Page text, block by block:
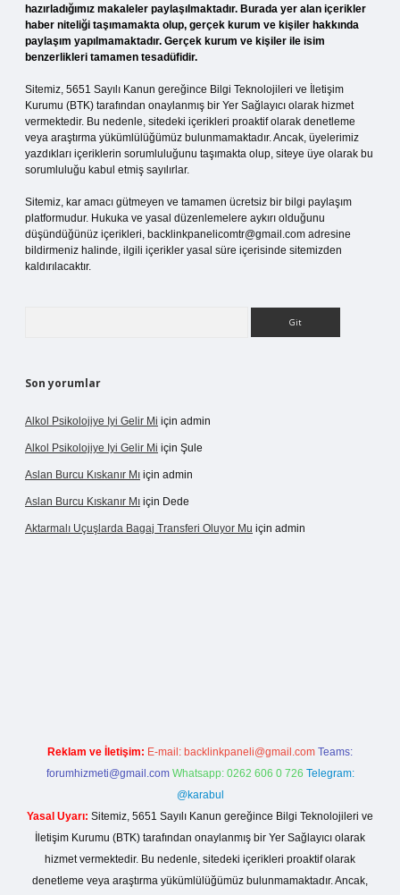
hazırladığımız makaleler paylaşılmaktadır. Burada yer alan içerikler
haber niteliği taşımamakta olup, gerçek kurum ve kişiler hakkında
paylaşım yapılmamaktadır. Gerçek kurum ve kişiler ile isim
benzerlikleri tamamen tesadüfidir.
Sitemiz, 5651 Sayılı Kanun gereğince Bilgi Teknolojileri ve İletişim
Kurumu (BTK) tarafından onaylanmış bir Yer Sağlayıcı olarak hizmet
vermektedir. Bu nedenle, sitedeki içerikleri proaktif olarak denetleme
veya araştırma yükümlülüğümüz bulunmamaktadır. Ancak, üyelerimiz
yazdıkları içeriklerin sorumluluğunu taşımakta olup, siteye üye olarak bu
sorumluluğu kabul etmiş sayılırlar.
Sitemiz, kar amacı gütmeyen ve tamamen ücretsiz bir bilgi paylaşım
platformudur. Hukuka ve yasal düzenlemelere aykırı olduğunu
düşündüğünüz içerikleri, backlinkpanelicomtr@gmail.com adresine
bildirmeniz halinde, ilgili içerikler yasal süre içerisinde sitemizden
kaldırılacaktır.
Son yorumlar
Alkol Psikolojiye Iyi Gelir Mi için admin
Alkol Psikolojiye Iyi Gelir Mi için Şule
Aslan Burcu Kıskanır Mı için admin
Aslan Burcu Kıskanır Mı için Dede
Aktarmalı Uçuşlarda Bagaj Transferi Oluyor Mu için admin
Reklam ve İletişim: E-mail: backlinkpaneli@gmail.com Teams:
forumhizmeti@gmail.com Whatsapp: 0262 606 0 726 Telegram:
@karabul
Yasal Uyarı: Sitemiz, 5651 Sayılı Kanun gereğince Bilgi Teknolojileri ve
İletişim Kurumu (BTK) tarafından onaylanmış bir Yer Sağlayıcı olarak
hizmet vermektedir. Bu nedenle, sitedeki içerikleri proaktif olarak
denetleme veya araştırma yükümlülüğümüz bulunmamaktadır. Ancak,